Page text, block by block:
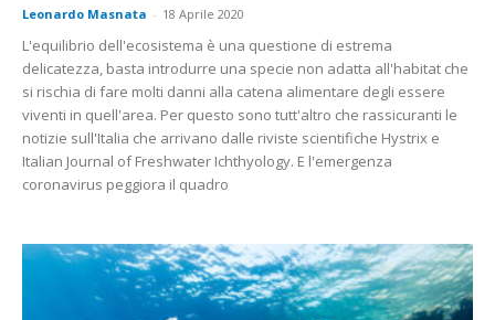
Leonardo Masnata - 18 Aprile 2020
L'equilibrio dell'ecosistema è una questione di estrema
delicatezza, basta introdurre una specie non adatta all'habitat che
si rischia di fare molti danni alla catena alimentare degli essere
viventi in quell'area. Per questo sono tutt'altro che rassicuranti le
notizie sull'Italia che arrivano dalle riviste scientifiche Hystrix e
Italian Journal of Freshwater Ichthyology. E l'emergenza
coronavirus peggiora il quadro